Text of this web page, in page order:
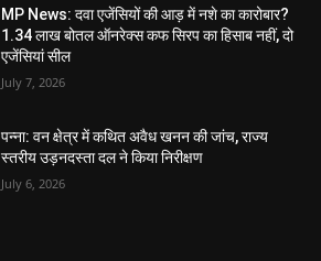
MP News: दवा एजेंसियों की आड़ में नशे का कारोबार?
1.34 लाख बोतल ऑनरेक्स कफ सिरप का हिसाब नहीं, दो
एजेंसियां सील
July 7, 2026
पन्ना: वन क्षेत्र में कथित अवैध खनन की जांच, राज्य
स्तरीय उड़नदस्ता दल ने किया निरीक्षण
July 6, 2026